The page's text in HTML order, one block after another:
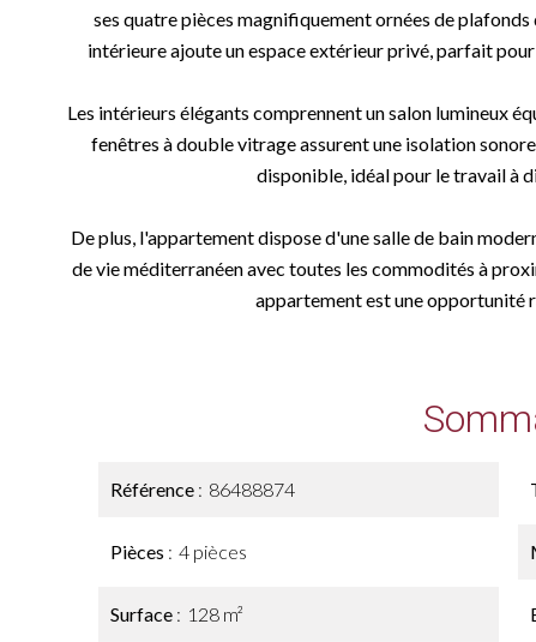
ses quatre pièces magnifiquement ornées de
intérieure ajoute un espace extérieur privé, parfait
Les intérieurs élégants comprennent un salon lumineux
fenêtres à double vitrage assurent une isolation
disponible, idéal pour le travail à
De plus, l'appartement dispose d'une salle de bain
de vie méditerranéen avec toutes les commodités à
appartement est une opportunité
Référence 86488874
Pièces 4 pièces
Surface 128 m²